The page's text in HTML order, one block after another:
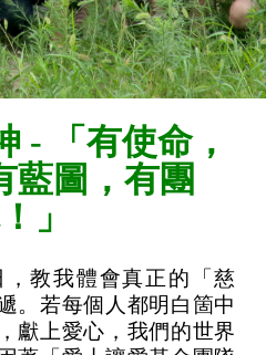
- 「有使命，
藍圖，有團
」
教我體會真正的「慈
。若每個人都明白箇中
獻上愛心，我們的世界